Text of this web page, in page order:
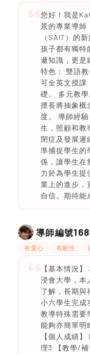
您好！我是
景的專業導師
（SAIT）的
孩子都有獨特
遞知識，更是
特色： 雙語
可全英文授課
礎。 多元教
擅長將抽象概
度。 導師經
生，照顧和教
閉症及發展遲
準捕捉學生的
係，讓學生在
力於為學生提
業上的進步，
自信。期待能
導師編號
有愛心 有耐性
【基本情況
浸會大學，本
了解，長期與
小六學生完成
教導特殊需要
能夠亦簡單明
【個人成績
理3 【教學/